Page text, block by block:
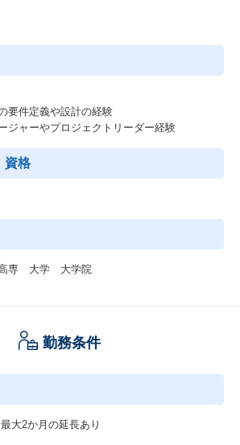
要件定義や設計の経験
ジャーやプロジェクトリーダー経験
資格
専 大学 大学院
勤務条件
大2か月の延長あり